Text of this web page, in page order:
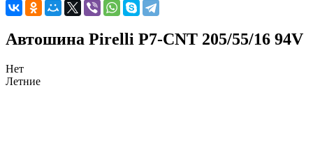
Автошина Pirelli P7-CNT 205/55/16 94V
Нет
Летние